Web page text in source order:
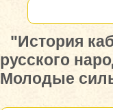
"История
русского
Молодые